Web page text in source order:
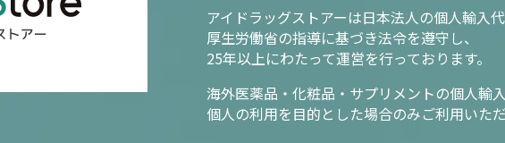
アイドラッグストアーは日本法人の個人輸入代
厚生労働省の指導に基づき法令を遵守し、
25年以上にわたって運営を行っております。
海外医薬品・化粧品・サプリメントの個人輸入
個人の利用を目的とした場合のみご利用いただ